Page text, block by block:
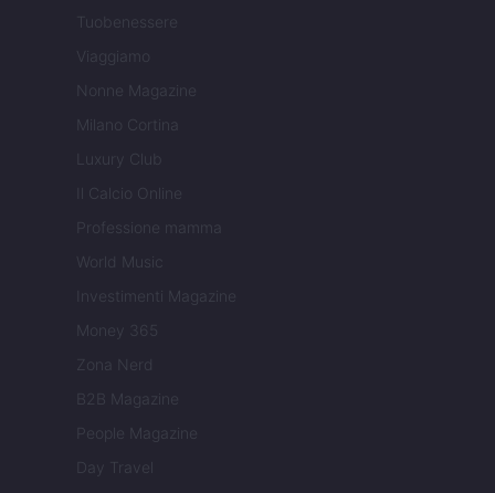
Tuobenessere
Viaggiamo
Nonne Magazine
Milano Cortina
Luxury Club
Il Calcio Online
Professione mamma
World Music
Investimenti Magazine
Money 365
Zona Nerd
B2B Magazine
People Magazine
Day Travel